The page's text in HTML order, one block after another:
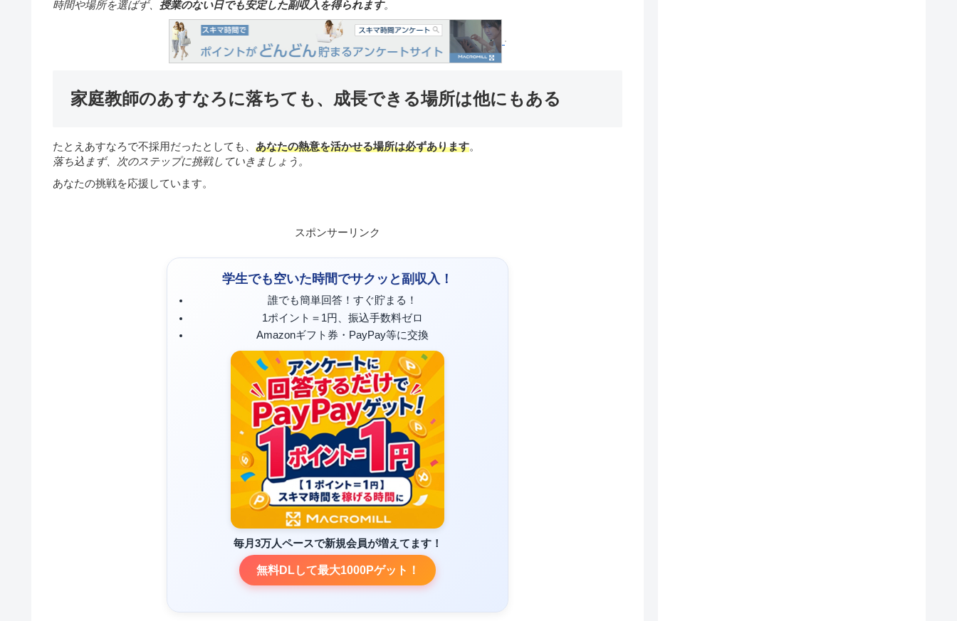
時間や場所を選ばず、 授業のない日でも安定した副収入を得られます。
家庭教師のあすなろに落ちても、成長できる場所は他にもある
たとえあすなろで不採用だったとしても、 あなたの熱意を活かせる場所は必ずあります。
落ち込まず、次のステップに挑戦していきましょう。
あなたの挑戦を応援しています。
スポンサーリンク
学生でも空いた時間でサクッと副収入！
誰でも簡単回答！すぐ貯まる！
1ポイント＝1円、振込手数料ゼロ
Amazonギフト券・PayPay等に交換
毎月3万人ペースで新規会員が増えてます！
無料DLして最大1000Pゲット！